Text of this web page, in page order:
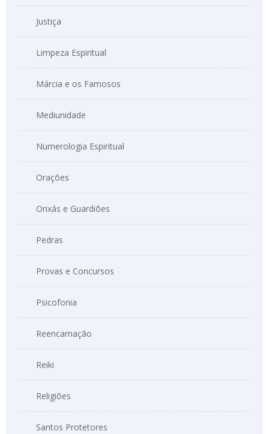
Justiça
Limpeza Espiritual
Márcia e os Famosos
Mediunidade
Numerologia Espiritual
Orações
Orixás e Guardiões
Pedras
Provas e Concursos
Psicofonia
Reencarnação
Reiki
Religiões
Santos Protetores